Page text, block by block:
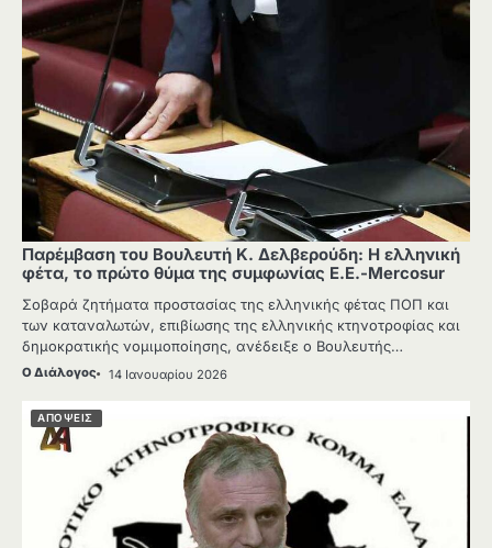
Παρέμβαση του Βουλευτή Κ. Δελβερούδη: Η ελληνική
φέτα, το πρώτο θύμα της συμφωνίας Ε.Ε.-Mercosur
Σοβαρά ζητήματα προστασίας της ελληνικής φέτας ΠΟΠ και
των καταναλωτών, επιβίωσης της ελληνικής κτηνοτροφίας και
δημοκρατικής νομιμοποίησης, ανέδειξε ο Βουλευτής…
Ο Διάλογος 14 Ιανουαρίου 2026
ΑΠΟΨΕΙΣ